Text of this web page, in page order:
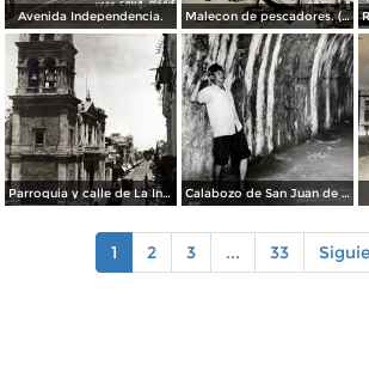
Avenida Independencia. Malecon de pescadores. ( Circulada el 12 de Agosto de 1911 ).
Parroquia y calle de La Independencia. Calabozo de San Juan de Ulua.
1 2 3 ... 33